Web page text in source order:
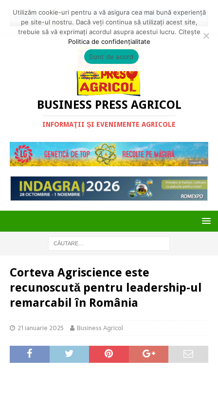
BUSINESS PRESS AGRICOL
INFORMAŢII ŞI EVENIMENTE AGRICOLE
Corteva Agriscience este
recunoscută pentru leadership-ul
remarcabil în România
21 ianuarie 2025 Business Agricol
Utilizăm cookie-uri pentru a vă asigura cea mai bună experiență
pe site-ul nostru. Dacă veți continua să utilizați acest site,
trebuie să vă exprimați acordul asupra acestui lucru. Citește
Politica de confidențialitate
Sunt de acord